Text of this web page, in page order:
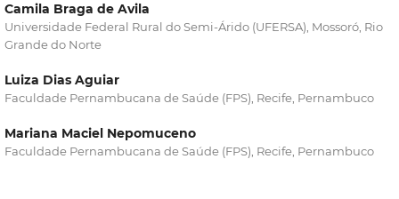
Camila Braga de Avila
Universidade Federal Rural do Semi-Árido (UFERSA), Mossoró, Rio
Grande do Norte
Luiza Dias Aguiar
Faculdade Pernambucana de Saúde (FPS), Recife, Pernambuco
Mariana Maciel Nepomuceno
Faculdade Pernambucana de Saúde (FPS), Recife, Pernambuco